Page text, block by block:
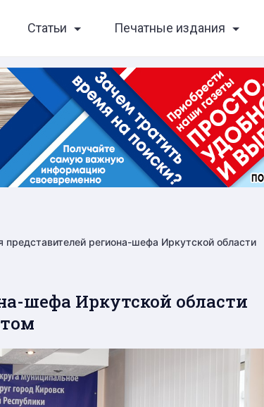
Статьи Печатные издания
представителей региона-шефа Иркутской области
шефа Иркутской области